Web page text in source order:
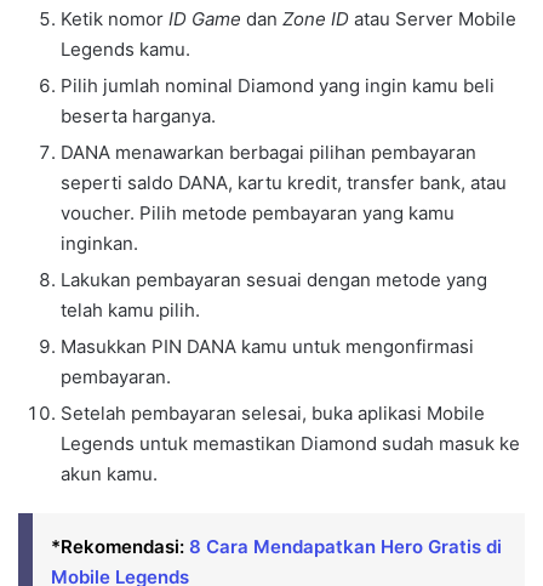
Ketik nomor ID Game dan Zone ID atau Server Mobile
Legends kamu.
Pilih jumlah nominal Diamond yang ingin kamu beli
beserta harganya.
DANA menawarkan berbagai pilihan pembayaran
seperti saldo DANA, kartu kredit, transfer bank, atau
voucher. Pilih metode pembayaran yang kamu
inginkan.
Lakukan pembayaran sesuai dengan metode yang
telah kamu pilih.
Masukkan PIN DANA kamu untuk mengonfirmasi
pembayaran.
Setelah pembayaran selesai, buka aplikasi Mobile
Legends untuk memastikan Diamond sudah masuk ke
akun kamu.
*Rekomendasi: 8 Cara Mendapatkan Hero Gratis di
Mobile Legends